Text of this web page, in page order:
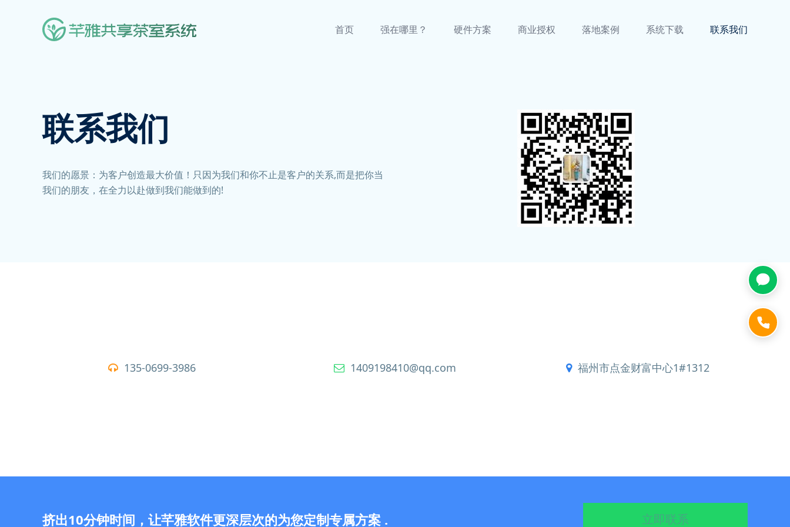
首页 强在哪里？ 硬件方案 商业授权 落地案例 系统下载 联系我们
联系我们
我们的愿景：为客户创造最大价值！只因为我们和你不止是客户的关系,而是把你当
我们的朋友，在全力以赴做到我们能做到的!
135-0699-3986 1409198410@qq.com 福州市点金财富中心1#1312
挤出10分钟时间，让芊雅软件更深层次的为您定制专属方案 . 立即联系